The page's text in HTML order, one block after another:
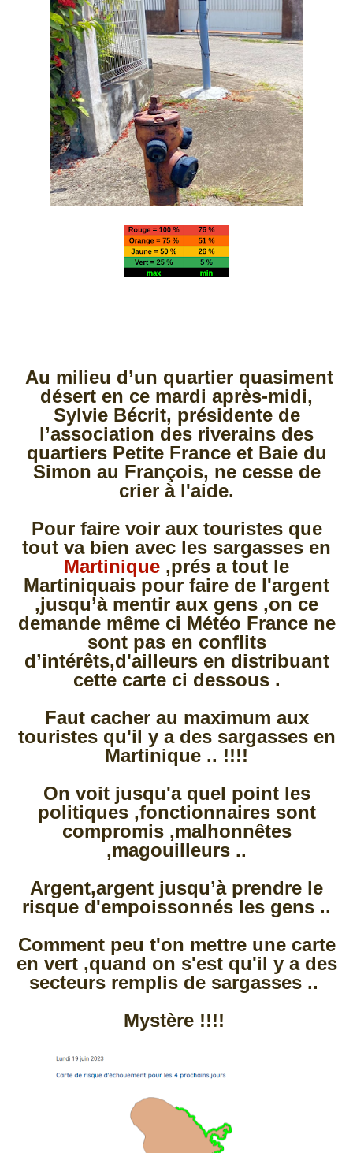
Au milieu d’un quartier quasiment
désert en ce mardi après-midi,
Sylvie Bécrit, présidente de
l’association des riverains des
quartiers Petite France et Baie du
Simon au François, ne cesse de
crier à l'aide.
Pour faire voir aux touristes que
tout va bien avec les sargasses en
Martinique ,prés a tout le
Martiniquais pour faire de l'argent
,jusqu’à mentir aux gens ,on ce
demande même ci Météo France ne
sont pas en conflits
d’intérêts,d'ailleurs en distribuant
cette carte ci dessous .
Faut cacher au maximum aux
touristes qu'il y a des sargasses en
Martinique .. !!!!
On voit jusqu'a quel point les
politiques ,fonctionnaires sont
compromis ,malhonnêtes
,magouilleurs ..
Argent,argent jusqu’à prendre le
risque d'empoissonnés les gens ..
Comment peu t'on mettre une carte
en vert ,quand on s'est qu'il y a des
secteurs remplis de sargasses ..
Mystère !!!!